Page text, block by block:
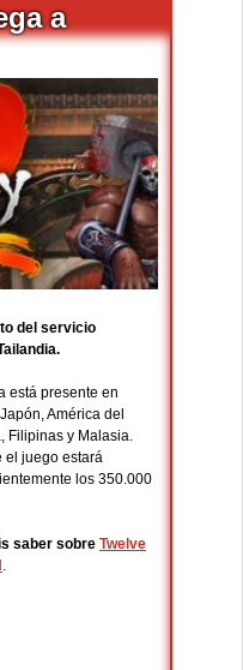
a
del servicio
está presente en
América del
Filipinas y Malasia.
el juego estará
los 350.000
saber sobre Twelve
.